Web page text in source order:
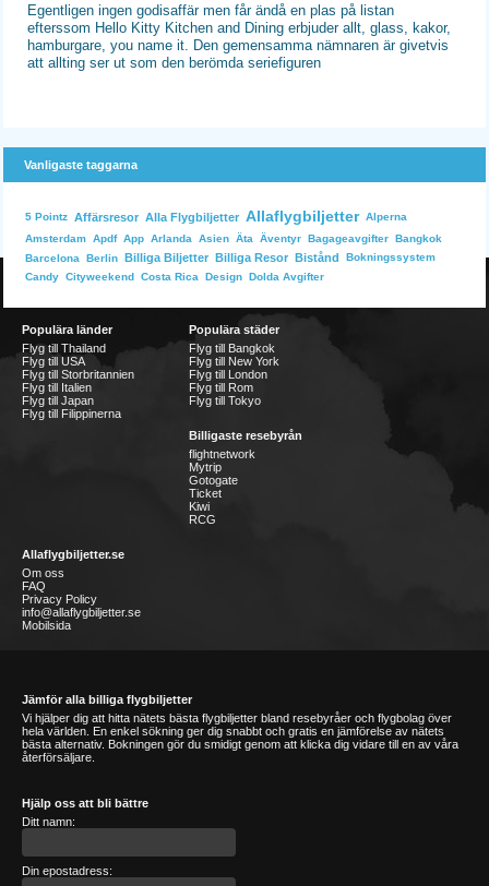
Egentligen ingen godisaffär men får ändå en plas på listan
efterssom Hello Kitty Kitchen and Dining erbjuder allt, glass, kakor,
hamburgare, you name it. Den gemensamma nämnaren är givetvis
att allting ser ut som den berömda seriefiguren
Vanligaste taggarna
5 Pointz Affärsresor Alla Flygbiljetter Allaflygbiljetter Alperna
Amsterdam Apdf App Arlanda Asien Äta Äventyr Bagageavgifter Bangkok
Barcelona
Berlin Billiga Biljetter Billiga Resor Bistånd
Bokningssystem
Candy Cityweekend Costa Rica Design Dolda Avgifter
Populära länder
Flyg till Thailand
Flyg till USA
Flyg till Storbritannien
Flyg till Italien
Flyg till Japan
Flyg till Filippinerna
Populära städer
Flyg till Bangkok
Flyg till New York
Flyg till London
Flyg till Rom
Flyg till Tokyo
Billigaste resebyrån
flightnetwork
Mytrip
Gotogate
Ticket
Kiwi
RCG
Allaflygbiljetter.se
Om oss
FAQ
Privacy Policy
info@allaflygbiljetter.se
Mobilsida
Jämför alla billiga flygbiljetter
Vi hjälper dig att hitta nätets bästa flygbiljetter bland resebyråer och flygbolag över
hela världen. En enkel sökning ger dig snabbt och gratis en jämförelse av nätets
bästa alternativ. Bokningen gör du smidigt genom att klicka dig vidare till en av våra
återförsäljare.
Hjälp oss att bli bättre
Ditt namn:
Din epostadress: